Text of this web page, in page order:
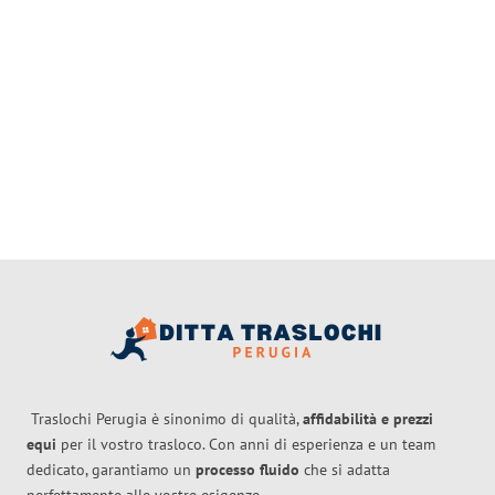
Traslochi Perugia è sinonimo di qualità,affidabilità e prezzi
equi per il vostro trasloco. Con anni di esperienza e un team
dedicato, garantiamo un processo fluido che si adatta